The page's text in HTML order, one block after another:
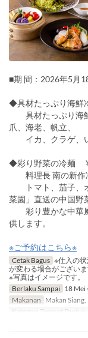
■期 間：2026年5月
◆具材たっぷり海鮮
具材たっぷり海鮮
爪、海老、帆立、
イカ、クラゲ、い
◆彩り野菜の冷麺
料理長 南の新作
トマト、茄子、オ
菜園」直送の中国野
彩り豊かな中華風
供します。
※ご予約はこちら※
Cetak Bagus ※仕入の
が変わる場合がございま
※写真はイメージです。
Berlaku Sampai 18 Mei
Makanan Makan
Kategori Tempat Duduk